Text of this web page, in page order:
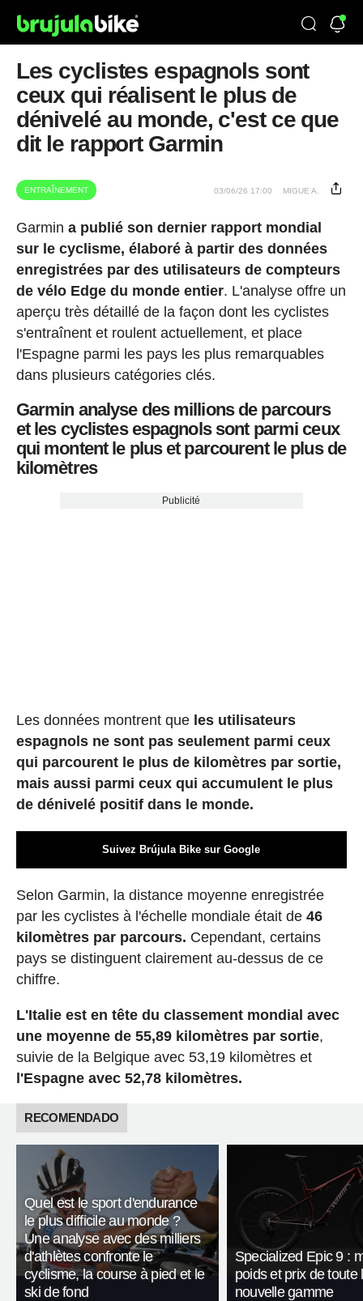
Les cyclistes espagnols sont
ceux qui réalisent le plus de
dénivelé au monde, c'est ce que
dit le rapport Garmin
ENTRAÎNEMENT 03/06/26 17:00 MIGUE A.
Garmin a publié son dernier rapport mondial
sur le cyclisme, élaboré à partir des données
enregistrées par des utilisateurs de compteurs
de vélo Edge du monde entier. L'analyse offre un
aperçu très détaillé de la façon dont les cyclistes
s'entraînent et roulent actuellement, et place
l'Espagne parmi les pays les plus remarquables
dans plusieurs catégories clés.
Garmin analyse des millions de parcours
et les cyclistes espagnols sont parmi ceux
qui montent le plus et parcourent le plus de
kilomètres
Publicité
Les données montrent que les utilisateurs
espagnols ne sont pas seulement parmi ceux
qui parcourent le plus de kilomètres par sortie,
mais aussi parmi ceux qui accumulent le plus
de dénivelé positif dans le monde.
Suivez Brújula Bike sur Google
Selon Garmin, la distance moyenne enregistrée
par les cyclistes à l'échelle mondiale était de 46
kilomètres par parcours. Cependant, certains
pays se distinguent clairement au-dessus de ce
chiffre.
L'Italie est en tête du classement mondial avec
une moyenne de 55,89 kilomètres par sortie,
suivie de la Belgique avec 53,19 kilomètres et
l'Espagne avec 52,78 kilomètres.
RECOMENDADO
Quel est le sport d'endurance
le plus difficile au monde ?
Une analyse avec des milliers
d'athlètes confronte le
cyclisme, la course à pied et le
ski de fond
Specialized Epic 9 :
poids et prix de toute
nouvelle gamme